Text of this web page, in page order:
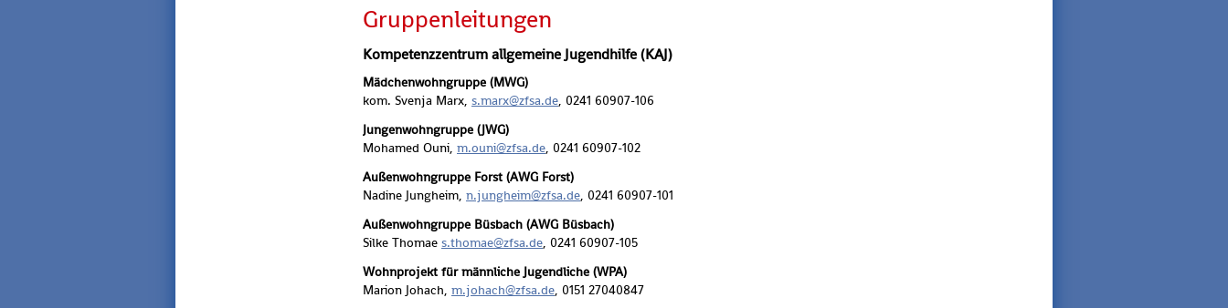
Grup­pen­lei­tun­gen
Kom­pe­tenz­zen­trum all­ge­mei­ne Ju­gend­hil­fe (KAJ)
Mäd­chen­w­ohn­grup­pe (MWG)
kom. Sven­ja Marx, s.​marx@​zfsa.​de, 0241 60907-106
Jun­gen­w­ohn­grup­pe (JWG)
Mo­ha­med Ouni, m.​ouni@​zfsa.​de, 0241 60907-102
Au­ßen­w­ohn­grup­pe Forst (AWG Forst)
Na­di­ne Jung­heim, n.​jungheim@​zfsa.​de, 0241 60907-101
Au­ßen­w­ohn­grup­pe Büs­bach (AWG Büs­bach)
Silke Tho­mae s.​thomae@​zfsa.​de, 0241 60907-105
Wohn­pro­jekt für männ­li­che Ju­gend­li­che (WPA)
Ma­ri­on Jo­hach, m.​johach@​zfsa.​de, 0151 27040847